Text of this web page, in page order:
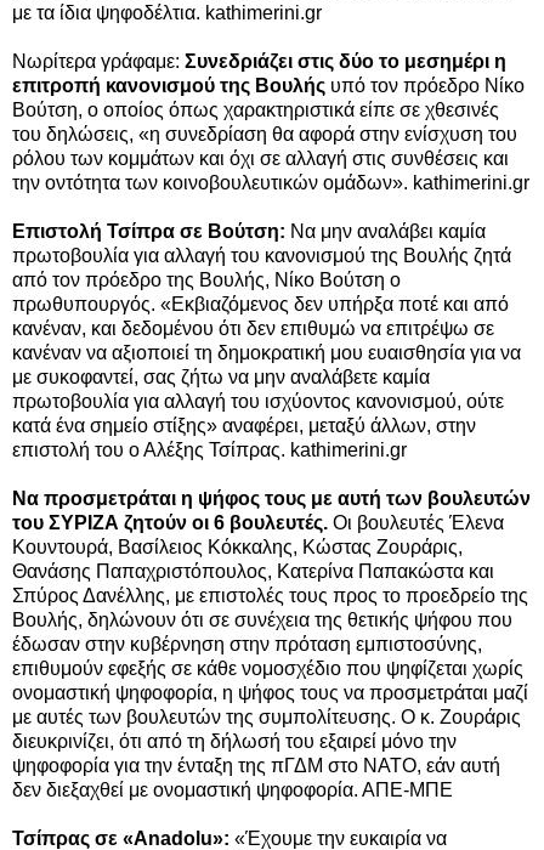
με τα ίδια ψηφοδέλτια. kathimerini.gr
Νωρίτερα γράφαμε: Συνεδριάζει στις δύο το μεσημέρι η
επιτροπή κανονισμού της Βουλής υπό τον πρόεδρο Νίκο
Βούτση, ο οποίος όπως χαρακτηριστικά είπε σε χθεσινές
του δηλώσεις, «η συνεδρίαση θα αφορά στην ενίσχυση του
ρόλου των κομμάτων και όχι σε αλλαγή στις συνθέσεις και
την οντότητα των κοινοβουλευτικών ομάδων». kathimerini.gr
Επιστολή Τσίπρα σε Βούτση: Να μην αναλάβει καμία
πρωτοβουλία για αλλαγή του κανονισμού της Βουλής ζητά
από τον πρόεδρο της Βουλής, Νίκο Βούτση ο
πρωθυπουργός. «Εκβιαζόμενος δεν υπήρξα ποτέ και από
κανέναν, και δεδομένου ότι δεν επιθυμώ να επιτρέψω σε
κανέναν να αξιοποιεί τη δημοκρατική μου ευαισθησία για να
με συκοφαντεί, σας ζήτω να μην αναλάβετε καμία
πρωτοβουλία για αλλαγή του ισχύοντος κανονισμού, ούτε
κατά ένα σημείο στίξης» αναφέρει, μεταξύ άλλων, στην
επιστολή του ο Αλέξης Τσίπρας. kathimerini.gr
Να προσμετράται η ψήφος τους με αυτή των βουλευτών
του ΣΥΡΙΖΑ ζητούν οι 6 βουλευτές. Οι βουλευτές Έλενα
Κουντουρά, Βασίλειος Κόκκαλης, Κώστας Ζουράρις,
Θανάσης Παπαχριστόπουλος, Κατερίνα Παπακώστα και
Σπύρος Δανέλλης, με επιστολές τους προς το προεδρείο της
Βουλής, δηλώνουν ότι σε συνέχεια της θετικής ψήφου που
έδωσαν στην κυβέρνηση στην πρόταση εμπιστοσύνης,
επιθυμούν εφεξής σε κάθε νομοσχέδιο που ψηφίζεται χωρίς
ονομαστική ψηφοφορία, η ψήφος τους να προσμετράται μαζί
με αυτές των βουλευτών της συμπολίτευσης. Ο κ. Ζουράρις
διευκρινίζει, ότι από τη δήλωσή του εξαιρεί μόνο την
ψηφοφορία για την ένταξη της πΓΔΜ στο ΝΑΤΟ, εάν αυτή
δεν διεξαχθεί με ονομαστική ψηφοφορία. ΑΠΕ-ΜΠΕ
Τσίπρας σε «Anadolu»: «Έχουμε την ευκαιρία να